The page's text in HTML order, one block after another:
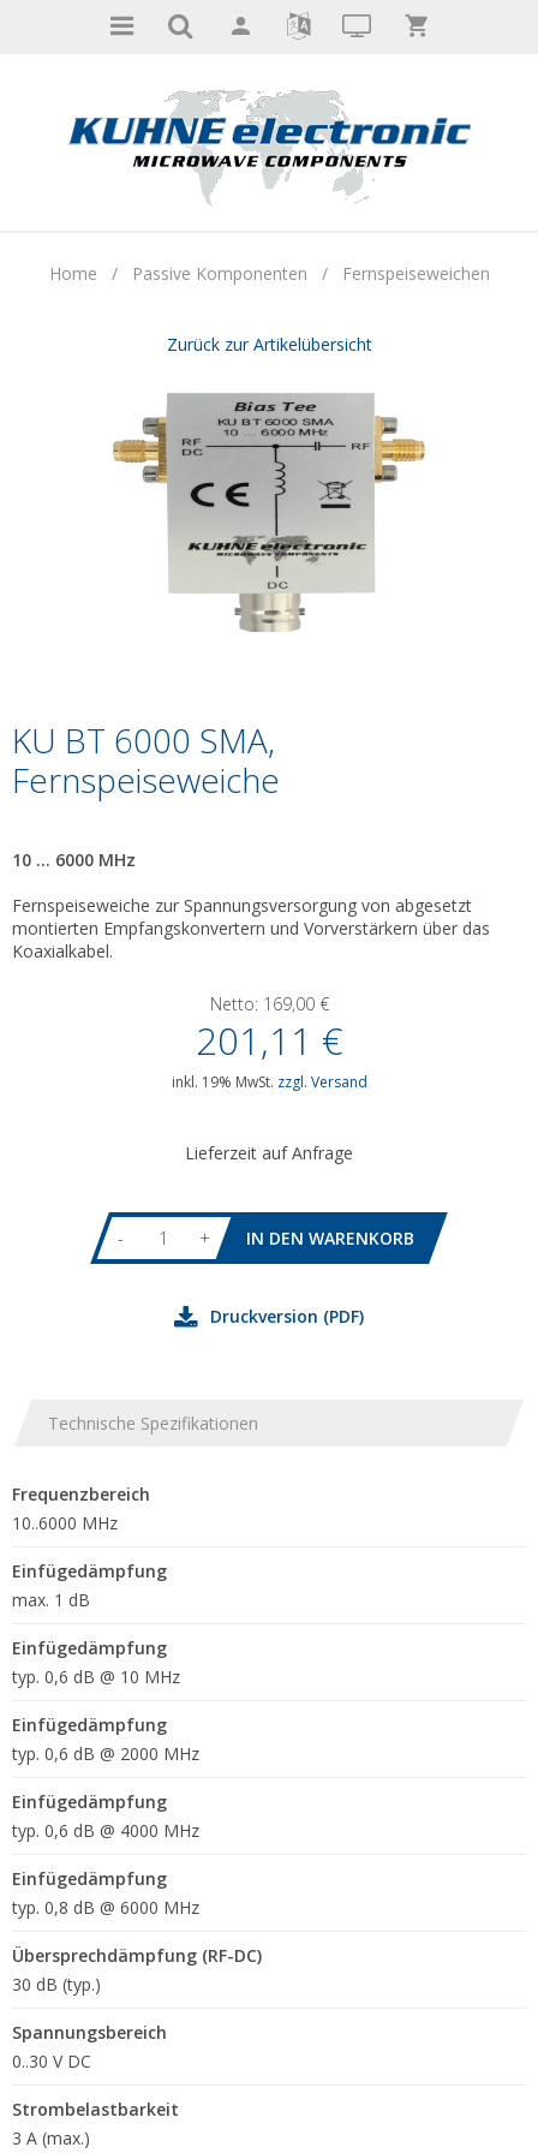
Home / Passive Komponenten / Fernspeiseweichen
Zurück zur Artikelübersicht
KU BT 6000 SMA,
Fernspeiseweiche
10 ... 6000 MHz
Fernspeiseweiche zur Spannungsversorgung von abgesetzt
montierten Empfangskonvertern und Vorverstärkern über das
Koaxialkabel.
Netto: 169,00 €
201,11 €
inkl. 19% MwSt. zzgl. Versand
Lieferzeit auf Anfrage
- +
Druckversion (PDF)
Technische Spezifikationen
Frequenzbereich
10..6000 MHz
Einfügedämpfung
max. 1 dB
Einfügedämpfung
typ. 0,6 dB @ 10 MHz
Einfügedämpfung
typ. 0,6 dB @ 2000 MHz
Einfügedämpfung
typ. 0,6 dB @ 4000 MHz
Einfügedämpfung
typ. 0,8 dB @ 6000 MHz
Übersprechdämpfung (RF-DC)
30 dB (typ.)
Spannungsbereich
0..30 V DC
Strombelastbarkeit
3 A (max.)